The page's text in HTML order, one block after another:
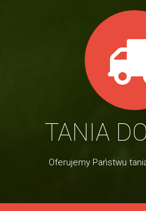
TANIA
Oferujemy Państwu